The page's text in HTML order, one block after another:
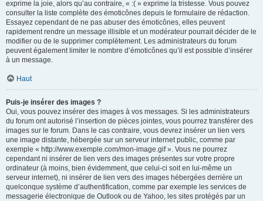
exprime la joie, alors qu’au contraire, « :( » exprime la tristesse. Vous pouvez
consulter la liste complète des émoticônes depuis le formulaire de rédaction.
Essayez cependant de ne pas abuser des émoticônes, elles peuvent
rapidement rendre un message illisible et un modérateur pourrait décider de le
modifier ou de le supprimer complètement. Les administrateurs du forum
peuvent également limiter le nombre d’émoticônes qu’il est possible d’insérer
à un message.
Haut
Puis-je insérer des images ?
Oui, vous pouvez insérer des images à vos messages. Si les administrateurs
du forum ont autorisé l’insertion de pièces jointes, vous pourrez transférer des
images sur le forum. Dans le cas contraire, vous devrez insérer un lien vers
une image distante, hébergée sur un serveur internet public, comme par
exemple « http://www.exemple.com/mon-image.gif ». Vous ne pourrez
cependant ni insérer de lien vers des images présentes sur votre propre
ordinateur (à moins, bien évidemment, que celui-ci soit en lui-même un
serveur internet), ni insérer de lien vers des images hébergées derrière un
quelconque système d’authentification, comme par exemple les services de
messagerie électronique de Outlook ou de Yahoo, les sites protégés par un